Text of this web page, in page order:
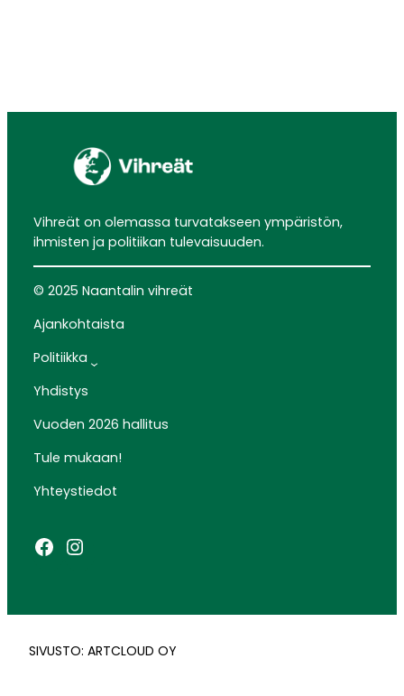
Vihreät on olemassa turvatakseen ympäristön,
ihmisten ja politiikan tulevaisuuden.
© 2025 Naantalin vihreät
Ajankohtaista
Politiikka
Yhdistys
Vuoden 2026 hallitus
Tule mukaan!
Yhteystiedot
Facebook
Instagram
SIVUSTO: ARTCLOUD OY